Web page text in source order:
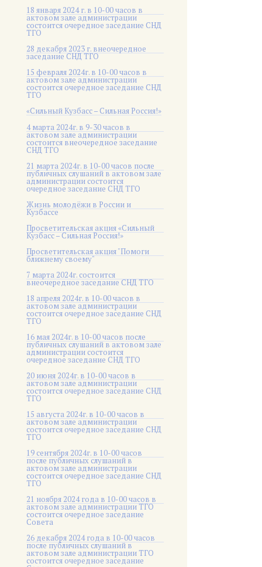
18 января 2024 г. в 10-00 часов в
актовом зале администрации
состоится очередное заседание СНД
ТГО
28 декабря 2023 г. внеочередное
заседание СНД ТГО
15 февраля 2024г. в 10-00 часов в
актовом зале администрации
состоится очередное заседание СНД
ТГО
«Сильный Кузбасс – Сильная Россия!»
4 марта 2024г. в 9-30 часов в
актовом зале администрации
состоится внеочередное заседание
СНД ТГО
21 марта 2024г. в 10-00 часов после
публичных слушаний в актовом зале
администрации состоится
очередное заседание СНД ТГО
Жизнь молодёжи в России и
Кузбассе
Просветительская акция «Сильный
Кузбасс – Сильная Россия!»
Просветительская акция "Помоги
ближнему своему"
7 марта 2024г. состоится
внеочередное заседание СНД ТГО
18 апреля 2024г. в 10-00 часов в
актовом зале администрации
состоится очередное заседание СНД
ТГО
16 мая 2024г. в 10-00 часов после
публичных слушаний в актовом зале
администрации состоится
очередное заседание СНД ТГО
20 июня 2024г. в 10-00 часов в
актовом зале администрации
состоится очередное заседание СНД
ТГО
15 августа 2024г. в 10-00 часов в
актовом зале администрации
состоится очередное заседание СНД
ТГО
19 сентября 2024г. в 10-00 часов
после публичных слушаний в
актовом зале администрации
состоится очередное заседание СНД
ТГО
21 ноября 2024 года в 10-00 часов в
актовом зале администрации ТГО
состоится очередное заседание
Совета
26 декабря 2024 года в 10-00 часов
после публичных слушаний в
актовом зале администрации ТГО
состоится очередное заседание